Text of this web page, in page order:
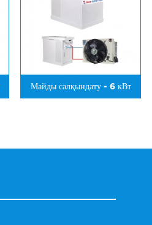
Майды салқындату - 6 кВт